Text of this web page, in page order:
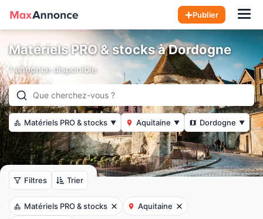
Publier
Matériels PRO & stocks à Dordogne
1 annonce disponible
Matériels PRO & stocks ▼ Aquitaine ▼ Dordogne ▼
Filtres Trier
Matériels PRO & stocks
Aquitaine